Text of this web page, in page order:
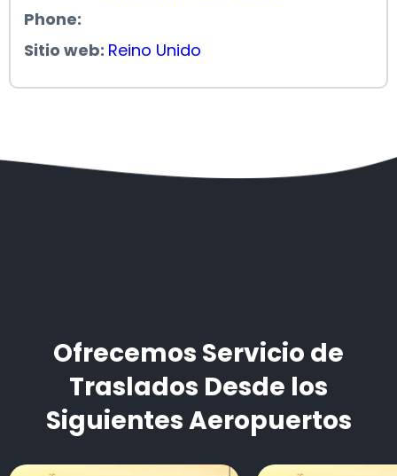
Phone:
Sitio web: Reino Unido
Ofrecemos Servicio de
Traslados Desde los
Siguientes Aeropuertos